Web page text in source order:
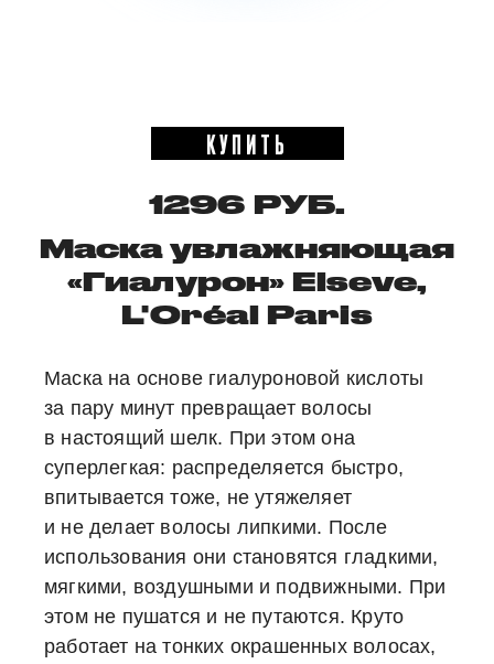
КУПИТЬ
1296 РУБ.
Маска увлажняющая
«Гиалурон» Elseve,
L'Oréal Paris
Маска на основе гиалуроновой кислоты
за пару минут превращает волосы
в настоящий шелк. При этом она
суперлегкая: распределяется быстро,
впитывается тоже, не утяжеляет
и не делает волосы липкими. После
использования они становятся гладкими,
мягкими, воздушными и подвижными. При
этом не пушатся и не путаются. Круто
работает на тонких окрашенных волосах,